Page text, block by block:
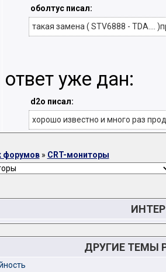
оболтус писал:
такая замена ( STV6888 - TDA....
ответ уже дан:
d2o писал:
хорошо известно и много раз
форумов» CRT-мониторы
ДРУГИЕ ТЕМЫ